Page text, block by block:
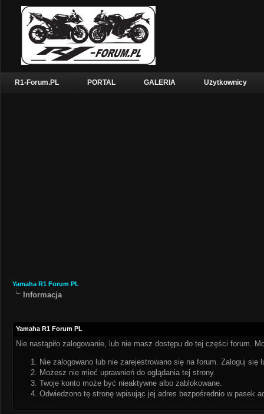
R1-Forum.PL PORTAL GALERIA Użytkownicy
Yamaha R1 Forum PL
Informacja
Yamaha R1 Forum PL
Nie nastąpiło zalogowanie, lub nie masz dostępu do tej części forum.
Nie zalogowano lub nie zarejestrowano się na forum. Zaloguj się
Możesz nie mieć uprawnień do oglądania tej strony.
Twoje konto może być nieaktywne albo zablokowane.
Odwiedzono tę stronę wpisując jej adres bezpośrednio w pasek